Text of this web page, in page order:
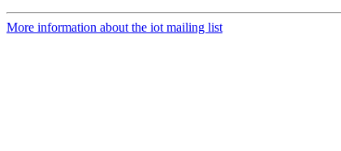
More information about the iot mailing list